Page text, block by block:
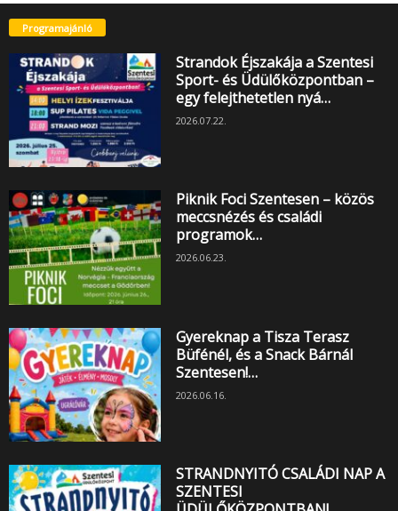
Programajánló
Strandok Éjszakája a Szentesi
Sport- és Üdülőközpontban –
egy felejthetetlen nyá…
2026.07.22.
Piknik Foci Szentesen – közös
meccsnézés és családi
programok…
2026.06.23.
Gyereknap a Tisza Terasz
Büfénél, és a Snack Bárnál
Szentesen!…
2026.06.16.
STRANDNYITÓ CSALÁDI NAP A
SZENTESI